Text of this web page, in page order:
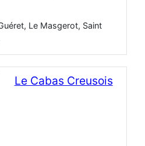
Le Masgerot, Saint
Le Cabas Creusois